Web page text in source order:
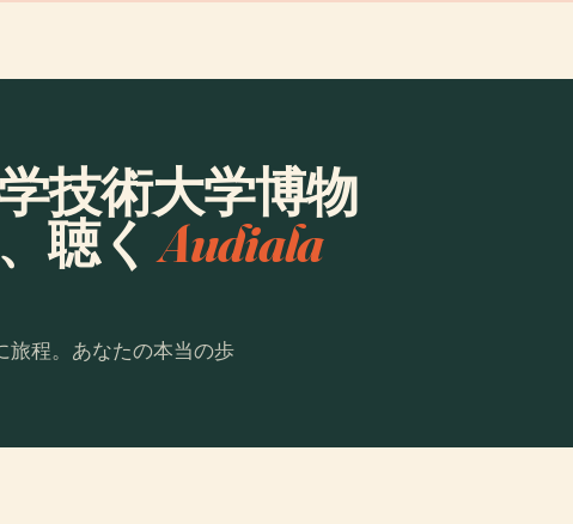
技術大学博物
聴くAudiala
旅程。あなたの本当の歩